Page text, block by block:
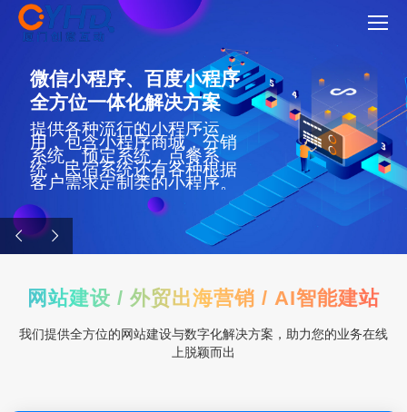
网站建设 / 外贸出海营销 / AI智能建站
我们提供全方位的网站建设与数字化解决方案，助力您的业务在线
上脱颖而出